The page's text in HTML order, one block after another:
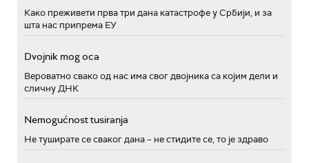
Како преживети прва три дана катастрофе у Србији, и за
шта нас припрема ЕУ
Dvojnik mog oca
Вероватно свако од нас има свог двојника са којим дели и
сличну ДНК
Nemogućnost tusiranja
Не туширате се сваког дана – не стидите се, то је здраво